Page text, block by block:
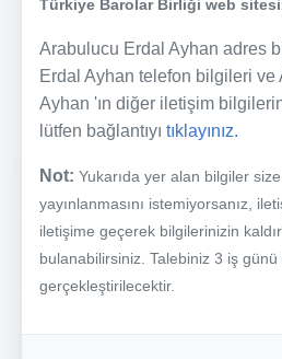
Türkiye Barolar Birliği web
Arabulucu Erdal Ayhan adres
Erdal Ayhan telefon bilgileri ve
Ayhan 'ın diğer iletişim
lütfen bağlantıyı tıklayınız.
Not: Yukarıda yer alan bilgiler
yayınlanmasını istemiyorsanız,
iletişime geçerek bilgilerinizin
bulanabilirsiniz. Talebiniz 3 iş günü
gerçekleştirilecektir.